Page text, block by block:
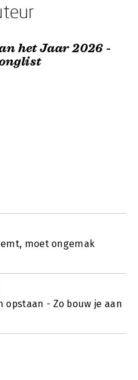
het Jaar 2026 -
moet ongemak
- Zo bouw je aan